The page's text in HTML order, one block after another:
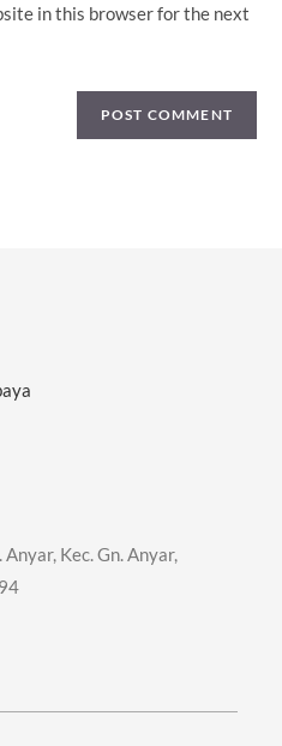
in this browser for the next
Anyar, Kec. Gn. Anyar,